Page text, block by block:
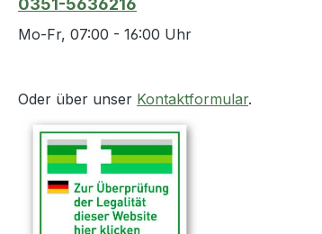
0351-5636216
Mo-Fr, 07:00 - 16:00 Uhr
Oder über unser Kontaktformular.